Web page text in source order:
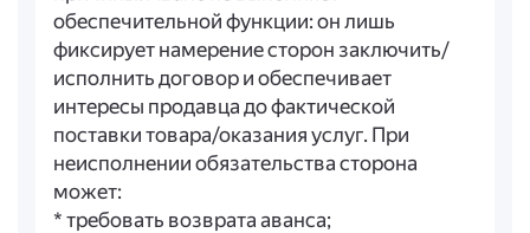
обеспечительной функции: он лишь
фиксирует намерение сторон заключить/
исполнить договор и обеспечивает
интересы продавца до фактической
поставки товара/оказания услуг. При
неисполнении обязательства сторона
может:
* требовать возврата аванса;